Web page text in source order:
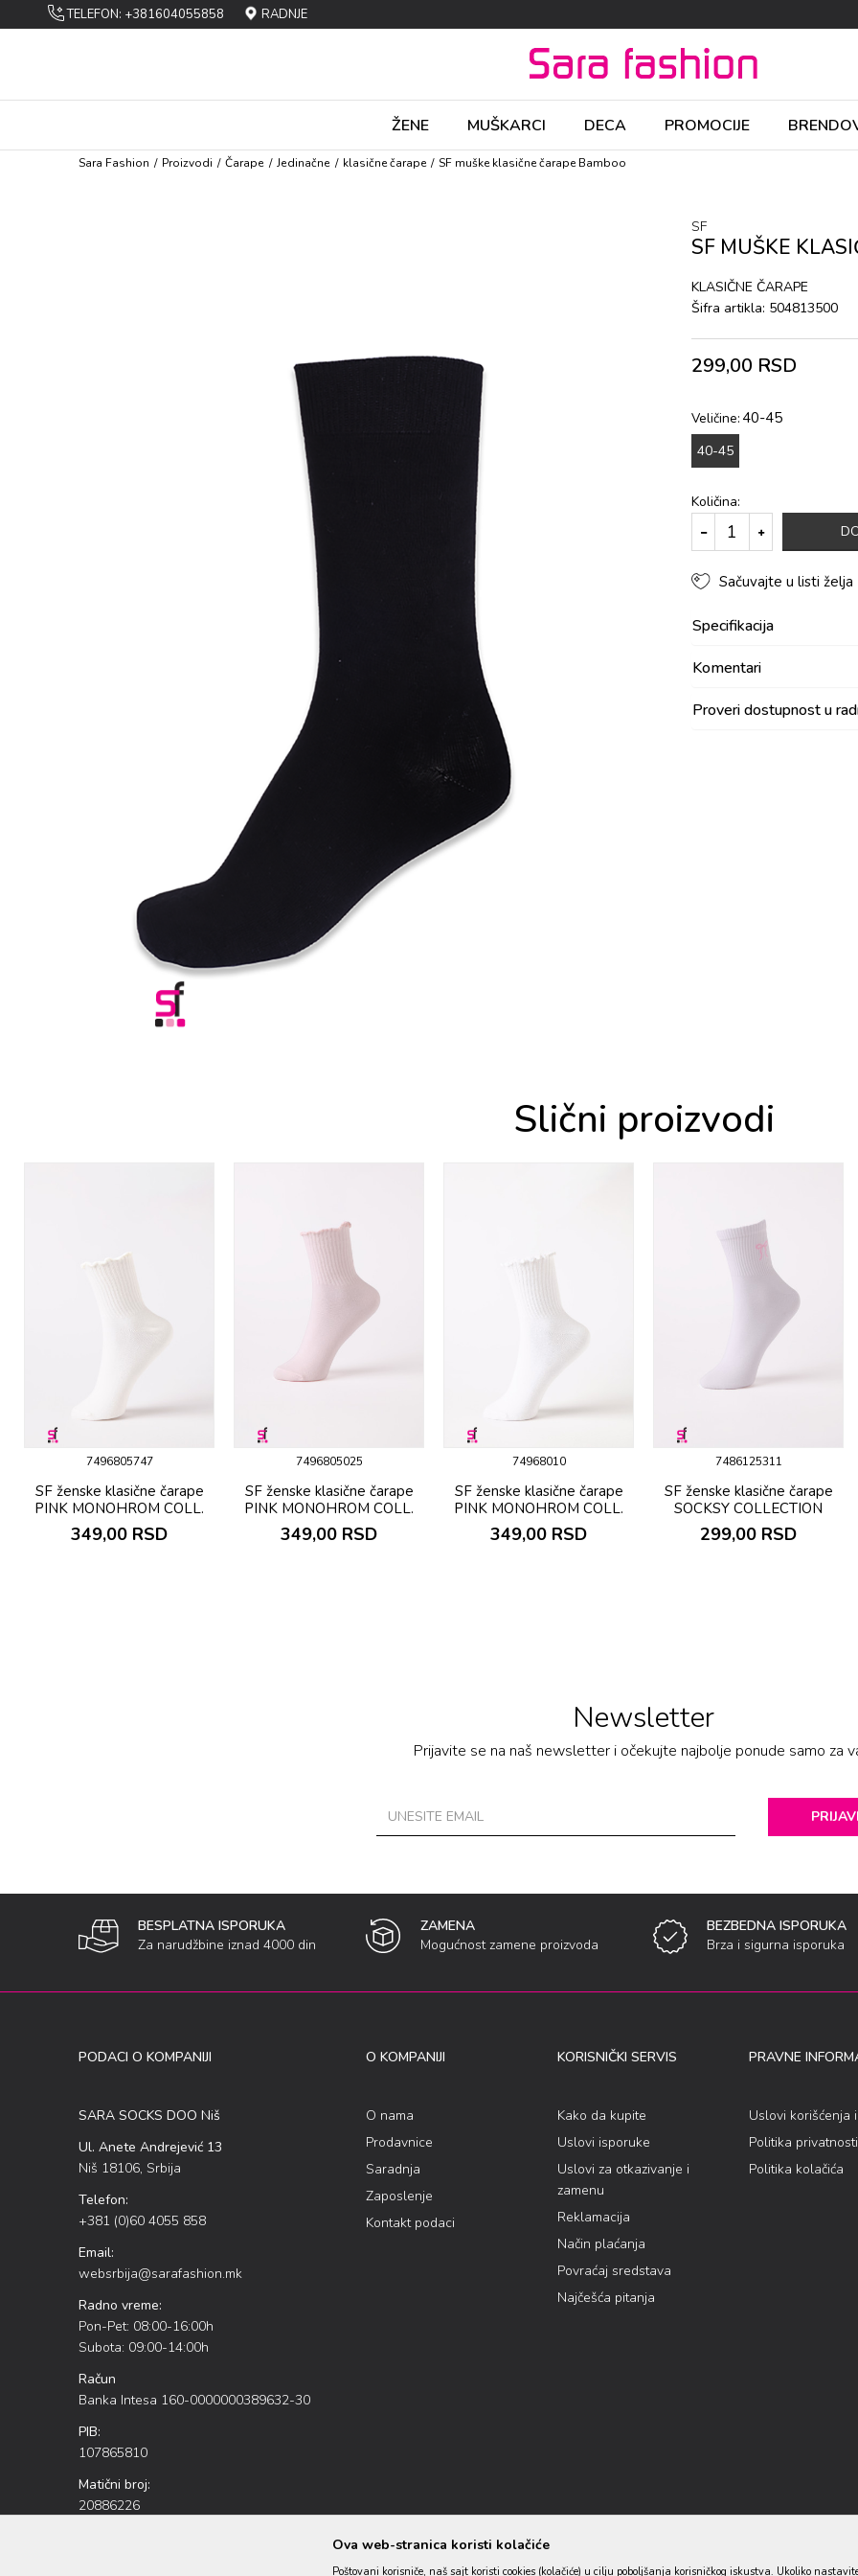
TELEFON: +381604055858 RADNJE
ŽENE MUŠKARCI DECA PROMOCIJE
Sara Fashion Proizvodi Čarapе Jеdinačnе klasične čarape SF muške klasične čarape Bamboo
SF
SF MUŠKE
KLASIČNE ČARAPE
Šifra artikla: 504813500
299,00 RSD
Veličine: 40-45
40-45
Količina:
Sačuvajte u listi želja
Specifikacija
Komentari
Proveri dostupnost u
Slični proizvodi
7496805747
SF ženske klasične čarape
PINK MONOHROM COLL.
349,00 RSD
7496805025
SF ženske klasične čarape
PINK MONOHROM COLL.
349,00 RSD
74968010
SF ženske klasične čarape
PINK MONOHROM COLL.
349,00 RSD
7486125311
SF ženske klasične čarape
SOCKSY COLLECTION
299,00 RSD
Newsletter
Prijavite se na naš newsletter i očekujte najbolje ponude samo za
BESPLATNA ISPORUKA
Za narudžbine iznad 4000 din
ZAMENA
Mogućnost zamene proizvoda
BEZBEDNA ISPORUKA
Brza i sigurna isporuka
PODACI O KOMPANIJI
SARA SOCKS DOO Niš
Ul. Anete Andrejević 13
Niš 18106, Srbija
Telefon:
+381 (0)60 4055 858
Email:
websrbija@sarafashion.mk
Radno vreme:
Pon-Pet: 08:00-16:00h
Subota: 09:00-14:00h
Račun
Banka Intesa 160-0000000389632-30
PIB:
107865810
Matični broj:
20886226
O KOMPANIJI
O nama
Prodavnice
Saradnja
Zaposlenje
Kontakt podaci
KORISNIČKI SERVIS
Kako da kupite
Uslovi isporuke
Uslovi za otkazivanje i
zamenu
Reklamacija
Način plaćanja
Povraćaj sredstava
Najčešća pitanja
PRAVNE
Uslovi korišćenja
Politika privatnosti
Politika kolačića
Ova web-stranica koristi kolačiće
Poštovani korisniče, naš sajt koristi cookies (kolačiće) u cilju poboljšanja korisničkog iskustva. Ukoliko